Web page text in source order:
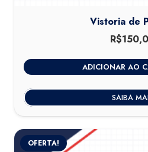
Vistoria de
R$
ADICIONAR AO
SAIBA
OFERTA!